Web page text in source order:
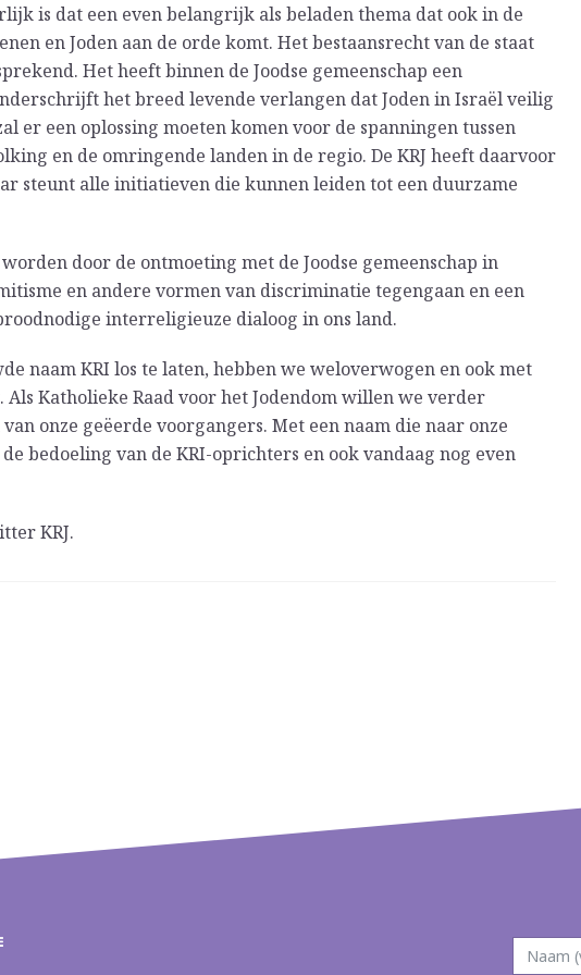
is dat een even belangrijk als beladen thema dat ook in de
en Joden aan de orde komt. Het bestaansrecht van de staat
Het heeft binnen de Joodse gemeenschap een
het breed levende verlangen dat Joden in Israël veilig
er een oplossing moeten komen voor de spanningen tussen
en de omringende landen in de regio. De KRJ heeft daarvoor
steunt alle initiatieven die kunnen leiden tot een duurzame
door de ontmoeting met de Joodse gemeenschap in
en andere vormen van discriminatie tegengaan en een
interreligieuze dialoog in ons land.
naam KRI los te laten, hebben we weloverwogen en ook met
Als Katholieke Raad voor het Jodendom willen we verder
onze geëerde voorgangers. Met een naam die naar onze
bedoeling van de KRI-oprichters en ook vandaag nog even
KRJ.